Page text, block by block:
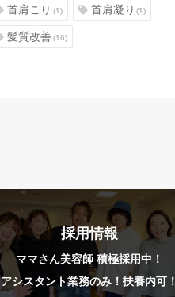
首肩こり(1) 首肩凝り(1)
髪質改善(16)
採用情報
ママさん美容師 積極採用中！
アシスタント業務のみ！扶養内可！